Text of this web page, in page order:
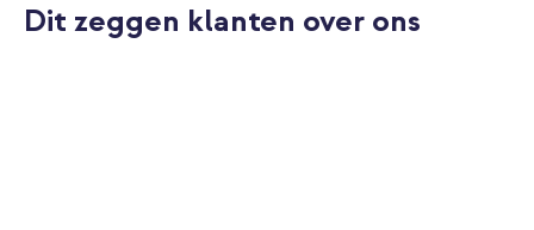
Dit zeggen klanten over ons